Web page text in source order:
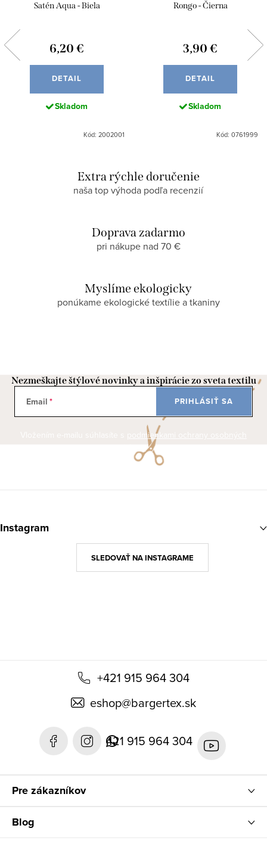
Satén Aqua - Biela
6,20 €
DETAIL
Skladom
Kód: 2002001
Rongo - Čierna
3,90 €
DETAIL
Skladom
Kód: 0761999
Extra rýchle doručenie
naša top výhoda podľa recenzií
Doprava zadarmo
pri nákupe nad 70 €
Myslíme ekologicky
ponúkame ekologické textílie a tkaniny
Nezmeškajte štýlové novinky a inšpirácie zo sveta textilu
Email
podmienkami ochrany osobných
údajov
PRIHLÁSIŤ SA
á
+421 915 964 304
eshop@bargertex.sk
421 915 964 304
Instagram
SLEDOVAŤ NA INSTAGRAME
Pre zákazníkov
Blog